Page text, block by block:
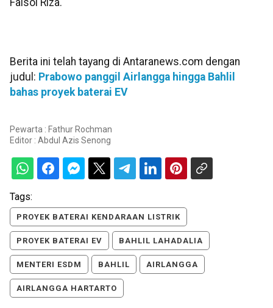
Berita ini telah tayang di Antaranews.com dengan
judul: Prabowo panggil Airlangga hingga Bahlil
bahas proyek baterai EV
Pewarta : Fathur Rochman
Editor : Abdul Azis Senong
Tags:
PROYEK BATERAI KENDARAAN LISTRIK
PROYEK BATERAI EV BAHLIL LAHADALIA
MENTERI ESDM BAHLIL AIRLANGGA
AIRLANGGA HARTARTO